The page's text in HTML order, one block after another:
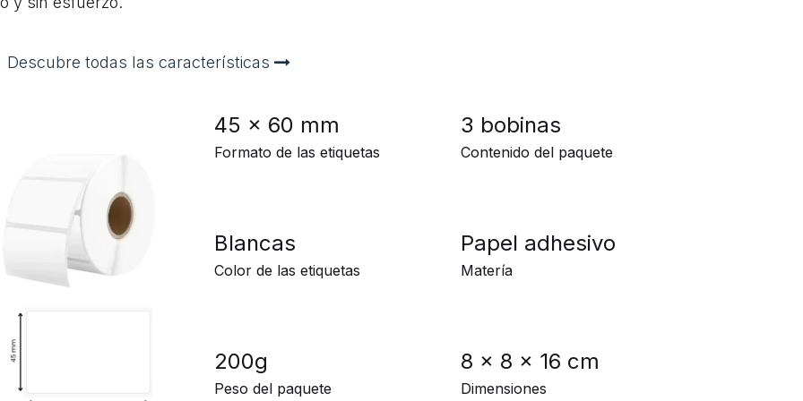
Descubre todas las características
3 bobinas
Contenido del paquete
Papel adhesivo
Matería
8 x 8 x 16 cm
Dimensiones
45 x 60 mm
Formato de las etiquetas
Blancas
Color de las etiquetas
200g
Peso del paquete